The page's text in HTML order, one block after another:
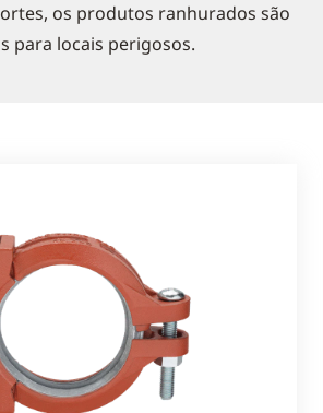
os produtos ranhurados são
para locais perigosos.